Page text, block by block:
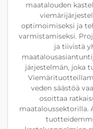
maatalouden
optimoimiseksi ja
varmistamiseksi.
ja tiivistä
järjestelmän, joka
veden säästöä
osoittaa
maataloussektorilla.